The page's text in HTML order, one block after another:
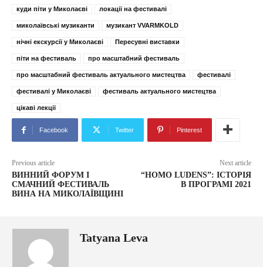
куди піти у Миколаєві локації на фестивалі
миколаївські музиканти музикант VVARMKOLD
нічні екскурсії у Миколаєві Пересувні виставки
піти на фестиваль про масштабний фестиваль
про масштабний фестиваль актуального мистецтва фестивалі
фестивалі у Миколаєві фестиваль актуального мистецтва
цікаві лекції
Facebook Twitter Pinterest
Previous article
ВИННИЙ ФОРУМ І
СМАЧНИЙ ФЕСТИВАЛЬ
ВИНА НА МИКОЛАЇВЩИНІ
Next article
“HOMO LUDENS”: ІСТОРІЯ
В ПРОГРАМІ 2021
Tatyana Leva